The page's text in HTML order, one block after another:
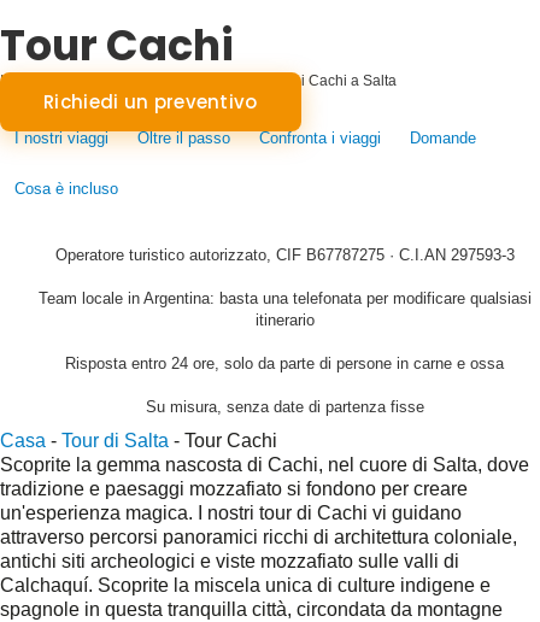
Tour Cachi
Incantevoli esplorazioni ad alta quota: Tour dei Cachi a Salta
Richiedi un preventivo
I nostri viaggi Oltre il passo Confronta i viaggi Domande
Cosa è incluso
Operatore turistico autorizzato, CIF B67787275 · C.I.AN 297593-3
Team locale in Argentina: basta una telefonata per modificare qualsiasi
itinerario
Risposta entro 24 ore, solo da parte di persone in carne e ossa
Su misura, senza date di partenza fisse
Casa - Tour di Salta - Tour Cachi
Scoprite la gemma nascosta di Cachi, nel cuore di Salta, dove
tradizione e paesaggi mozzafiato si fondono per creare
un'esperienza magica. I nostri tour di Cachi vi guidano
attraverso percorsi panoramici ricchi di architettura coloniale,
antichi siti archeologici e viste mozzafiato sulle valli di
Calchaquí. Scoprite la miscela unica di culture indigene e
spagnole in questa tranquilla città, circondata da montagne